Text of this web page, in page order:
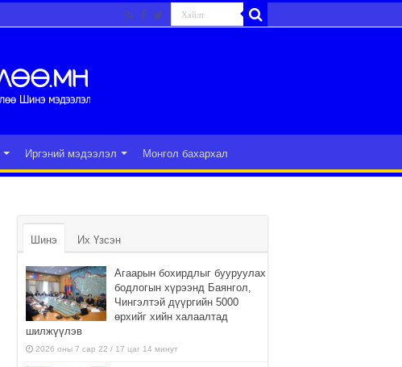
Иргэний мэдээлэл Монгол бахархал
Шинэ Их Үзсэн
Агаарын бохирдлыг бууруулах
бодлогын хүрээнд Баянгол,
Чингэлтэй дүүргийн 5000
өрхийг хийн халаалтад
шилжүүлэв
2026 оны 7 сар 22 / 17 цаг 14 минут